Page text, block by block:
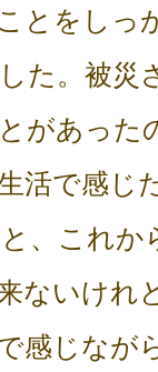
とをしっ
た。被災
があった
活で感じ
、これ
ないけれ
感じなが